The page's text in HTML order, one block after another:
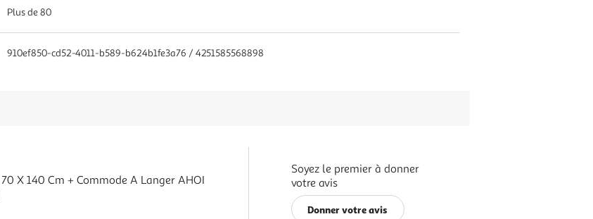
Plus de 80
910ef850-cd52-4011-b589-b624b1fe3a76 / 4251585568898
X 140 Cm + Commode A Langer AHOI
Soyez le premier à donner
votre avis
Donner votre avis